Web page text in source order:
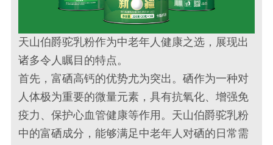
天山伯爵驼乳粉作为中老年人健康之选，展现出
诸多令人瞩目的特点。
首先，富硒高钙的优势尤为突出。硒作为一种对
人体极为重要的微量元素，具有抗氧化、增强免
疫力、保护心血管健康等作用。天山伯爵驼乳粉
中的富硒成分，能够满足中老年人对硒的日常需